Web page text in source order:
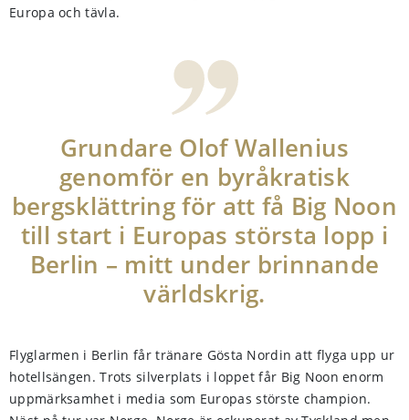
Europa och tävla.
Grundare Olof Wallenius
genomför en byråkratisk
bergsklättring för att få Big Noon
till start i Europas största lopp i
Berlin – mitt under brinnande
världskrig.
Flyglarmen i Berlin får tränare Gösta Nordin att flyga upp ur
hotellsängen. Trots silverplats i loppet får Big Noon enorm
uppmärksamhet i media som Europas störste champion.